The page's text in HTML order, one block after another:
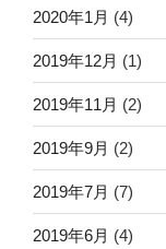
2020年1月 (4)
2019年12月 (1)
2019年11月 (2)
2019年9月 (2)
2019年7月 (7)
2019年6月 (4)